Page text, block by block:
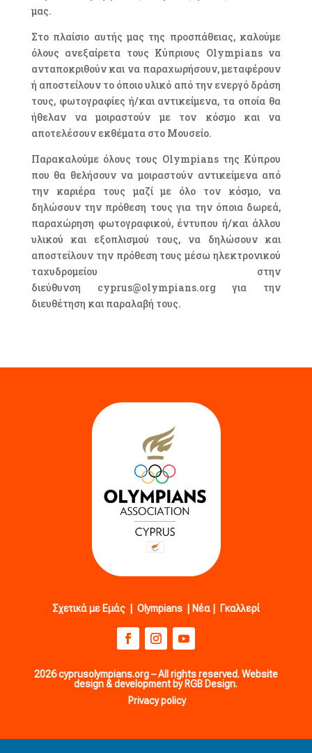
μας.
Στο πλαίσιο αυτής μας της προσπάθειας, καλούμε
όλους ανεξαίρετα τους Κύπριους Olympians να
ανταποκριθούν και να παραχωρήσουν, μεταφέρουν
ή αποστείλουν το όποιο υλικό από την ενεργό δράση
τους, φωτογραφίες ή/και αντικείμενα, τα οποία θα
ήθελαν να μοιραστούν με τον κόσμο και να
αποτελέσουν εκθέματα στο Μουσείο.
Παρακαλούμε όλους τους Olympians της Κύπρου
που θα θελήσουν να μοιραστούν αντικείμενα από
την καριέρα τους μαζί με όλο τον κόσμο, να
δηλώσουν την πρόθεση τους για την όποια δωρεά,
παραχώρηση φωτογραφικού, έντυπου ή/και άλλου
υλικού και εξοπλισμού τους, να δηλώσουν και
αποστείλουν την πρόθεση τους μέσω ηλεκτρονικού
ταχυδρομείου στην
διεύθυνση cyprus@olympians.org για την
διευθέτηση και παραλαβή τους.
Σχετικά με Εμάς| Olympians| Νέα| Γκαλλερί
2026 cyprusolympians.org – All rights reserved. Website
design & development by RGB Design.
Privacy policy